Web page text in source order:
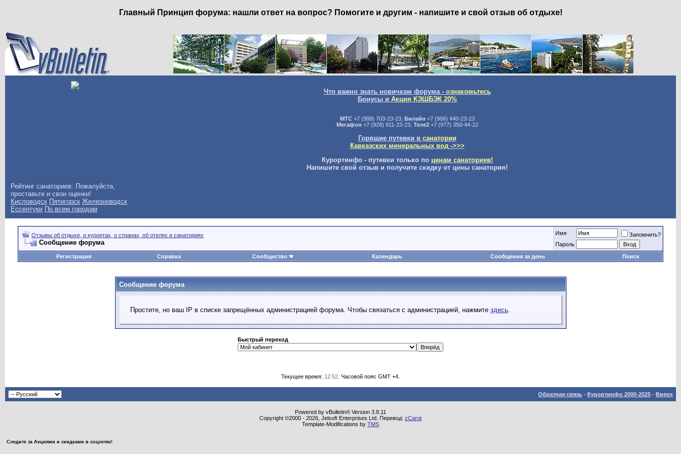
Главный Принцип форума: нашли ответ на вопрос? Помогите и другим - напишите и свой отзыв об отдыхе!
Что важно знать новичкам форума - ознакомьтесь
Бонусы и Акция КЭШБЭК 20%
МТС+7 (988) 703-23-23, Билайн +7 (906) 440-23-23
Мегафон +7 (928) 911-23-23, Теле2+7 (977) 350-44-22
Горящие путевки в санатории
Кавказских минеральных вод ->>>
Курортинфо - путевки только по ценам санаториев!
Напишите свой отзыв и получите скидку от цены санатория!
Рейтинг санаториев: Пожалуйста,
проставьте и свои оценки!
Кисловодск Пятигорск Железноводск
Ессентуки По всем городам
Отзывы об отдыхе, о курортах, о странах, об отелях и санаториях
Сообщение форума
Имя
Запомнить?
Пароль
Регистрация
Справка Сообщество Календарь Сообщения за день Поиск
Сообщение форума
Простите, но ваш IP в списке запрещённых администрацией форума. Чтобы связаться с администрацией, нажмите здесь.
Быстрый переход
Текущее время: 12:52 . Часовой пояс GMT +4.
Обратная связь - Курортинфо 2000-2025 - Вверх
Powered by vBulletin® Version 3.8.11
Copyright ©2000 - 2026, Jelsoft Enterprises Ltd. Перевод: zCarot
Template-Modifications by TMS
Следите за Акциями и скидками в соцсетях!